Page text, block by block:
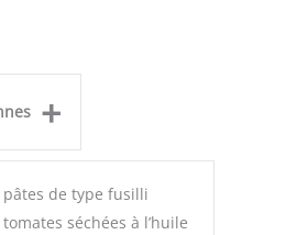
+
pâtes de type fusilli
séchées à l’huile